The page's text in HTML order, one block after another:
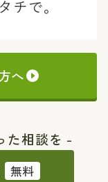
チで。
へ
た相談を -
無料